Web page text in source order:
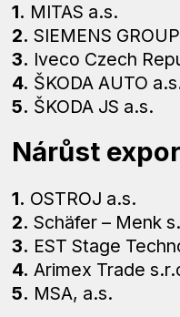
1. MITAS a.s.
2. SIEMENS
3. Iveco Czech
4. ŠKODA AUTO
5. ŠKODA JS a.s.
Nárůst
1. OSTROJ a.s.
2. Schäfer – Menk
3. EST Stage
4. Arimex Trade
5. MSA, a.s.